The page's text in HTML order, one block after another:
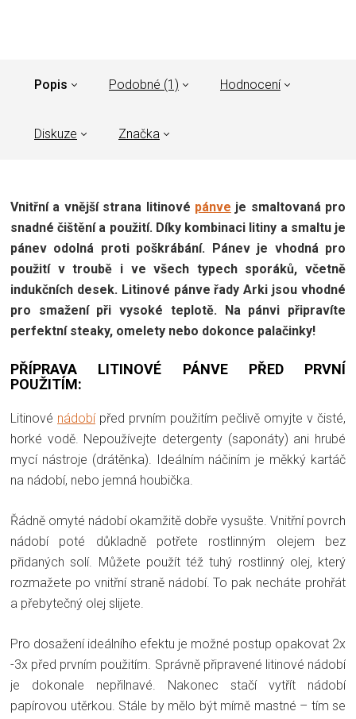
Popis Podobné (1) Hodnocení
Diskuze Značka
Vnitřní a vnější strana litinové pánve je smaltovaná pro
snadné čištění a použití. Díky kombinaci litiny a smaltu je
pánev odolná proti poškrábání. Pánev je vhodná pro
použití v troubě i ve všech typech sporáků, včetně
indukčních desek. Litinové pánve řady Arki jsou vhodné
pro smažení při vysoké teplotě. Na pánvi připravíte
perfektní steaky, omelety nebo dokonce palačinky!
PŘÍPRAVA LITINOVÉ PÁNVE PŘED PRVNÍ
POUŽITÍM:
Litinové nádobípřed prvním použitím pečlivě omyjte v čisté,
horké vodě. Nepoužívejte detergenty (saponáty) ani hrubé
mycí nástroje (drátěnka). Ideálním náčiním je měkký kartáč
na nádobí, nebo jemná houbička.
Řádně omyté nádobí okamžitě dobře vysušte. Vnitřní povrch
nádobí poté důkladně potřete rostlinným olejem bez
přidaných solí. Můžete použít též tuhý rostlinný olej, který
rozmažete po vnitřní straně nádobí. To pak necháte prohřát
a přebytečný olej slijete.
Pro dosažení ideálního efektu je možné postup opakovat 2x
-3x před prvním použitím. Správně připravené litinové nádobí
je dokonale nepřilnavé. Nakonec stačí vytřít nádobí
papírovou utěrkou. Stále by mělo být mírně mastné – tím se